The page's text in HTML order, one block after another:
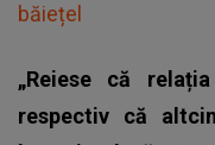
băiețel
„Reiese că
respectiv că